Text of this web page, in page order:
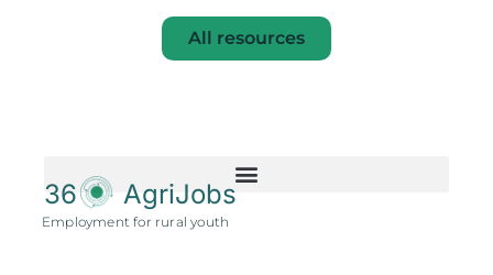
All resources
36 AgriJobs
Employment for rural youth